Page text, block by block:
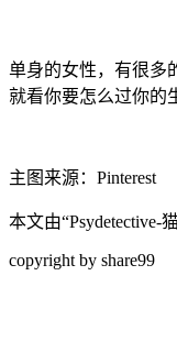
单身的女性，有很多
就看你要怎么过你的
主图来源：Pinterest
本文由“Psydetective-
copyright by share99